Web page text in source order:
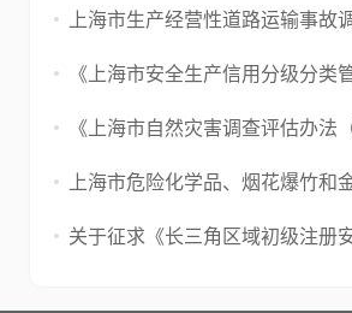
上海市生产经营性道路运输事故调查处理工作指引 （征求意
《上海市安全生产信用分级分类管理办法（征求意见稿）》《上海市安全生
《上海市自然灾害调查评估办法（征求意见稿）》公
上海市危险化学品、烟花爆竹和金属冶炼行业领域安全生产责任保险实施细
关于征求《长三角区域初级注册安全工程师职业资格一体化管理暂行办法（